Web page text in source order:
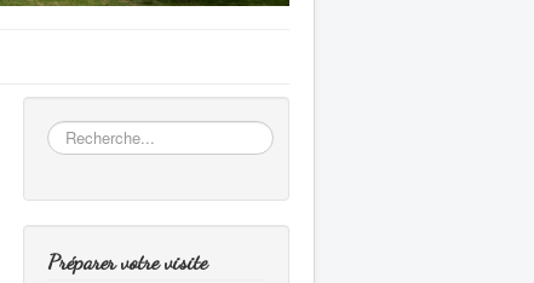
Rechercher
Préparer votre visite